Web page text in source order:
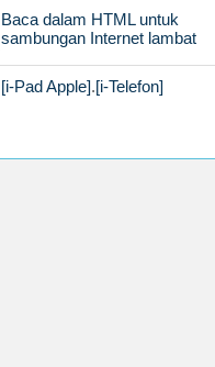
Baca dalam HTML untuk
sambungan Internet lambat
[i-Pad Apple].[i-Telefon]